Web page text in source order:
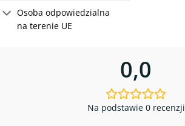
Osoba odpowiedzialna
na terenie UE
0,0
Na podstawie 0 recenzji